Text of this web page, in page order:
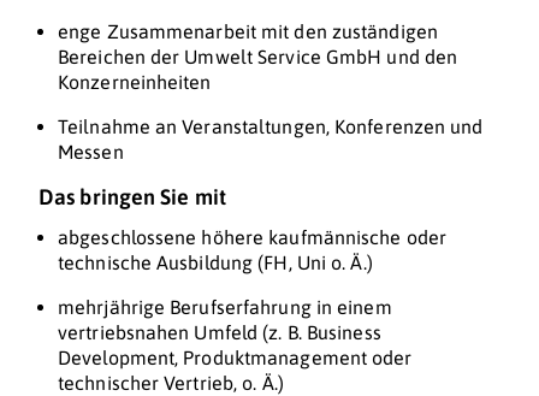
enge Zusammenarbeit mit den zuständigen
Bereichen der Umwelt Service GmbH und den
Konzerneinheiten
Teilnahme an Veranstaltungen, Konferenzen und
Messen
Das bringen Sie mit
abgeschlossene höhere kaufmännische oder
technische Ausbildung (FH, Uni o. Ä.)
mehrjährige Berufserfahrung in einem
vertriebsnahen Umfeld (z. B. Business
Development, Produktmanagement oder
technischer Vertrieb, o. Ä.)